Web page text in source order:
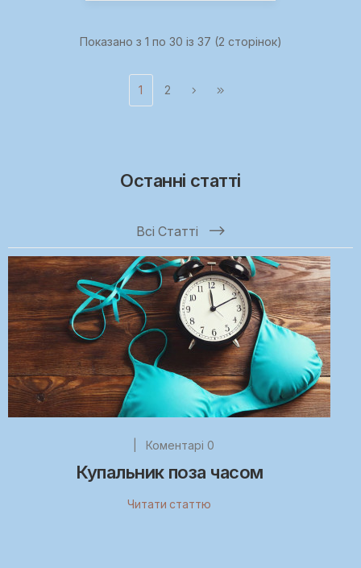
Показано з 1 по 30 із 37 (2 сторінок)
1 2
Останні статті
Всі Статті
Коментарі 0
Купальник поза часом
Читати статтю